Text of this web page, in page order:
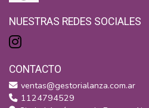
NUESTRAS REDES SOCIALES
CONTACTO
ventas@gestorialanza.com.ar
1124794529